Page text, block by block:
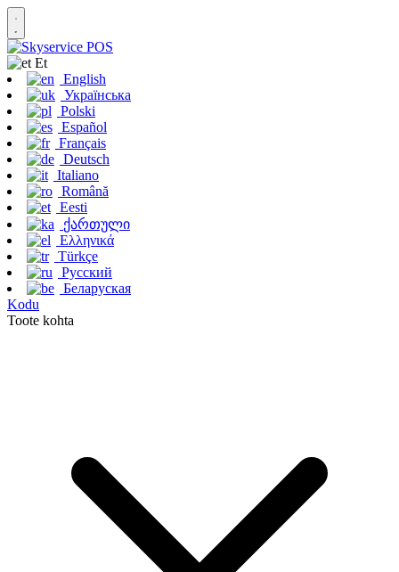
Et
English
Українська
Polski
Español
Français
Deutsch
Italiano
Română
Eesti
ქართული
Ελληνικά
Türkçe
Русский
Беларуская
Kodu
Toote kohta